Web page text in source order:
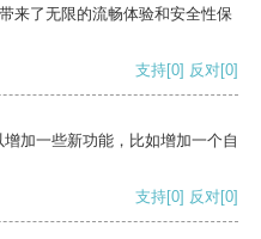
来了无限的流畅体验和安全性保
支持[0] 反对[0]
加一些新功能，比如增加一个自
支持[0] 反对[0]